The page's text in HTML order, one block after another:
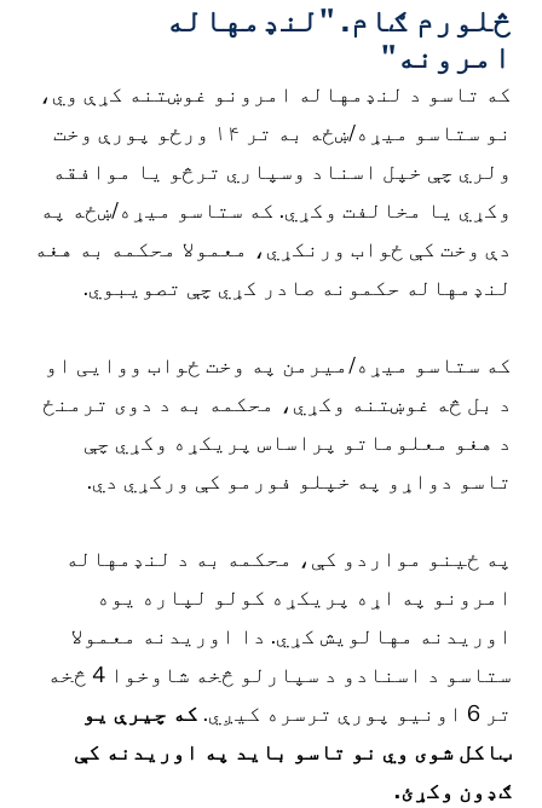
څلورم ګام. "لنډمهاله
امرونه"
که تاسو د لنډمهاله امرونو غوښتنه کړې وي،
نو ستاسو میړه/ښځه به تر ۱۴ ورځو پورې وخت
ولري چې خپل اسناد وسپاري ترڅو یا موافقه
وکړي یا مخالفت وکړي. که ستاسو میړه/ښځه په
دې وخت کې ځواب ورنکړي، معمولا محکمه به هغه
لنډمهاله حکمونه صادر کړي چې تصویبوي.
که ستاسو میړه/میرمن په وخت ځواب ووایی او
د بل څه غوښتنه وکړي، محکمه به د دوی ترمنځ
د هغو معلوماتو پراساس پریکړه وکړي چې
تاسو دواړو په خپلو فورمو کې ورکړي دي.
په ځینو مواردو کې، محکمه به د لنډمهاله
امرونو په اړه پریکړه کولو لپاره یوه
اوریدنه مهالویش کړي. دا اوریدنه معمولا
ستاسو د اسنادو د سپارلو څخه شاوخوا 4 څخه
تر 6 اونیو پورې ترسره کیږي.
که چیرې یو
ټاکل شوی وي نو تاسو باید په اوریدنه کې
ګډون وکړئ.